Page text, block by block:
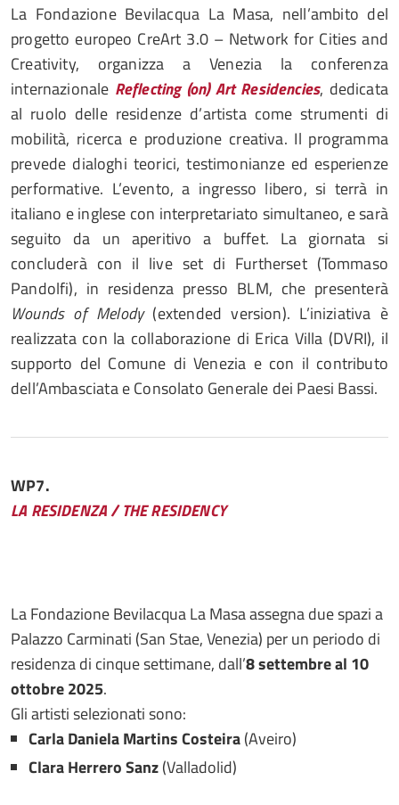
La Fondazione Bevilacqua La Masa, nell’ambito del
progetto europeo CreArt 3.0 – Network for Cities and
Creativity, organizza a Venezia la conferenza
internazionale Reflecting (on) Art Residencies, dedicata
al ruolo delle residenze d’artista come strumenti di
mobilità, ricerca e produzione creativa. Il programma
prevede dialoghi teorici, testimonianze ed esperienze
performative. L’evento, a ingresso libero, si terrà in
italiano e inglese con interpretariato simultaneo, e sarà
seguito da un aperitivo a buffet. La giornata si
concluderà con il live set di Furtherset (Tommaso
Pandolfi), in residenza presso BLM, che presenterà
Wounds of Melody(extended version). L’iniziativa è
realizzata con la collaborazione di Erica Villa (DVRI), il
supporto del Comune di Venezia e con il contributo
dell’Ambasciata e Consolato Generale dei Paesi Bassi.
WP7.
LA RESIDENZA / THE RESIDENCY
La Fondazione Bevilacqua La Masa assegna due spazi a
Palazzo Carminati (San Stae, Venezia) per un periodo di
residenza di cinque settimane, dall’8 settembre al 10
ottobre 2025.
Gli artisti selezionati sono:
Carla Daniela Martins Costeira(Aveiro)
Clara Herrero Sanz(Valladolid)